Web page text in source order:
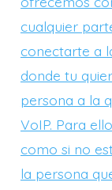
cualquier
conectarte a
donde tu
persona a la
VoIP. Para
como si no
la persona